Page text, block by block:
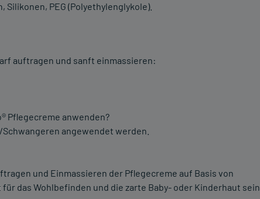
PEG (Polyethylenglykole).
auftragen und sanft einmassieren:
Pflegecreme anwenden?
angewendet werden.
und Einmassieren der Pflegecreme auf Basis von
das Wohlbefinden und die zarte Baby- oder Kinderhaut sein.